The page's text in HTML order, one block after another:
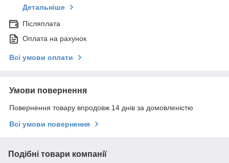
Детальніше
Післяплата
Оплата на рахунок
Всі умови оплати
Умови повернення
Повернення товару впродовж 14 днів за домовленістю
Всі умови повернення
Подібні товари компанії